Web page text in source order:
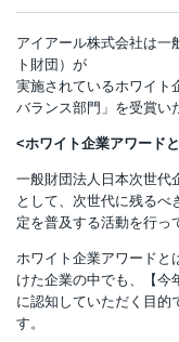
アイアール株式会社は
ト財団）が
実施されているホワイト
バランス部門」を受賞い
<ホワイト企業アワード
一般財団法人日本次世代
として、次世代に残るべ
定を普及する活動を行っ
ホワイト企業アワードと
けた企業の中でも、【今
に認知していただく目的
す。